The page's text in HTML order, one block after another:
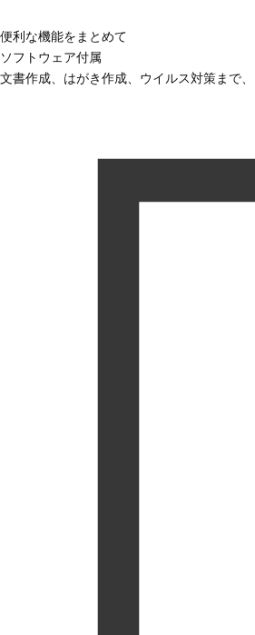
便利な機能をまとめて
ソフトウェア付属
文書作成、はがき作成、ウイルス対策まで